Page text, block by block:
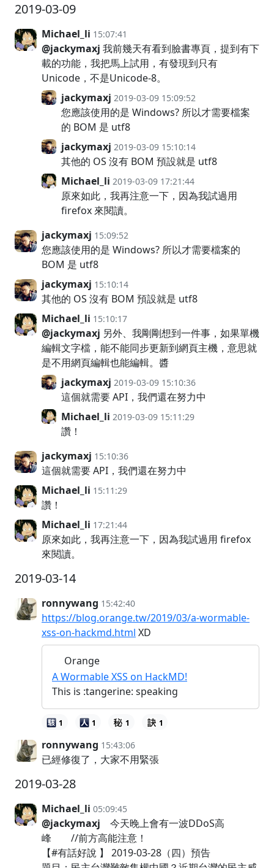
2019-03-09
Michael_li 15:07:41
@jackymaxj 我前幾天有看到臉書專頁，提到有下
載的功能，我把馬上試用，有發現到只有
Unicode，不是Unicode-8。
jackymaxj 2019-03-09 15:09:52
您應該使用的是 Windows? 所以才需要檔案
的 BOM 是 utf8
jackymaxj 2019-03-09 15:10:14
其他的 OS 沒有 BOM 預設就是 utf8
Michael_li 2019-03-09 17:21:44
原來如此，我再注意一下，因為我試過用
firefox 來閱讀。
jackymaxj 15:09:52
您應該使用的是 Windows? 所以才需要檔案的
BOM 是 utf8
jackymaxj 15:10:14
其他的 OS 沒有 BOM 預設就是 utf8
Michael_li 15:10:17
@jackymaxj 另外、我剛剛想到一件事，如果單機
編輯文字檔，能不能同步更新到網頁主機，意思就
是不用網頁編輯也能編輯。醬
jackymaxj 2019-03-09 15:10:36
這個就需要 API，我們還在努力中
Michael_li 2019-03-09 15:11:29
讚！
jackymaxj 15:10:36
這個就需要 API，我們還在努力中
Michael_li 15:11:29
讚！
Michael_li 17:21:44
原來如此，我再注意一下，因為我試過用 firefox
來閱讀。
2019-03-14
ronnywang 15:42:40
https://blog.orange.tw/2019/03/a-wormable-
xss-on-hackmd.html XD
Orange
A Wormable XSS on HackMD!
This is :tangerine: speaking
1 1 1 1
ronnywang 15:43:06
已經修復了，大家不用緊張
2019-03-28
Michael_li 05:09:45
@jackymaxj 今天晚上會有一波DDoS高
峰 //前方高能注意！
【#有話好說 】 2019-03-28（四）預告